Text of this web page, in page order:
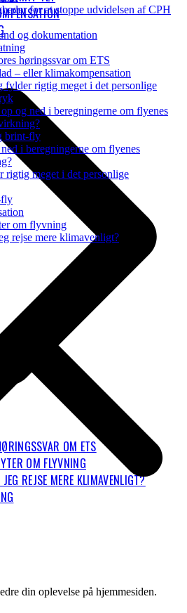
OM ETS
OM FLYVNING
REJSE MERE KLIMAVENLIGT?
for at stoppe udvidelsen af CPH
og dokumentation
høringssvar om ETS
– eller klimakompensation
fylder rigtig meget i det personlige
og ned i beregningerne om flyenes
brint-fly
i beregningerne om flyenes
rigtig meget i det personlige
om flyvning
rejse mere klimavenligt?
din oplevelse på hjemmesiden.